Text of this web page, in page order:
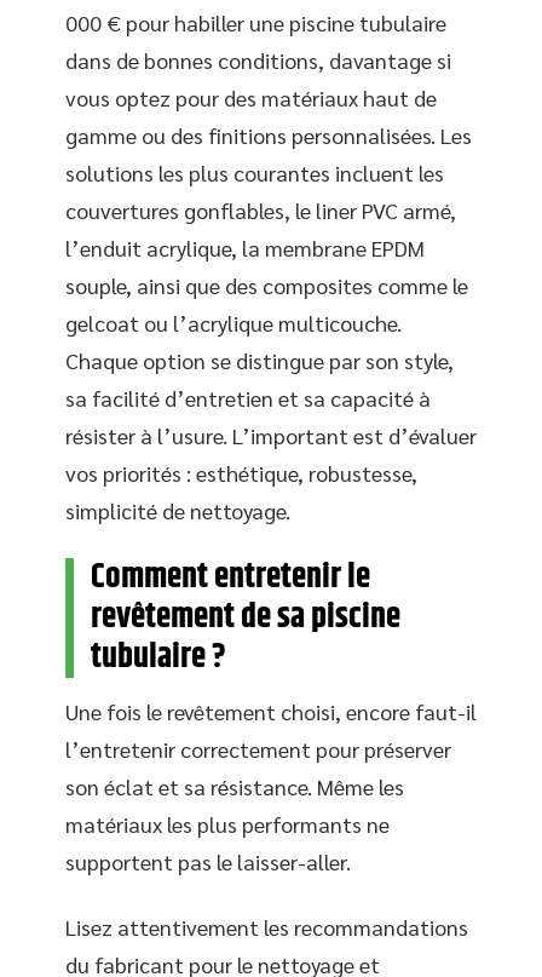
000 € pour habiller une piscine tubulaire
dans de bonnes conditions, davantage si
vous optez pour des matériaux haut de
gamme ou des finitions personnalisées. Les
solutions les plus courantes incluent les
couvertures gonflables, le liner PVC armé,
l’enduit acrylique, la membrane EPDM
souple, ainsi que des composites comme le
gelcoat ou l’acrylique multicouche.
Chaque option se distingue par son style,
sa facilité d’entretien et sa capacité à
résister à l’usure. L’important est d’évaluer
vos priorités : esthétique, robustesse,
simplicité de nettoyage.
Comment entretenir le
revêtement de sa piscine
tubulaire ?
Une fois le revêtement choisi, encore faut-il
l’entretenir correctement pour préserver
son éclat et sa résistance. Même les
matériaux les plus performants ne
supportent pas le laisser-aller.
Lisez attentivement les recommandations
du fabricant pour le nettoyage et